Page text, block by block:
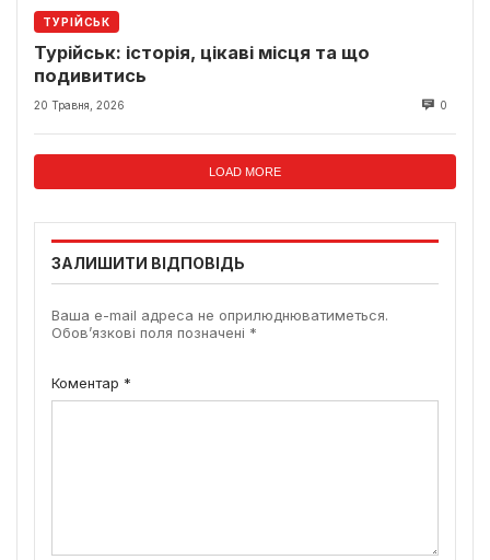
ТУРІЙСЬК
Турійськ: історія, цікаві місця та що
подивитись
20 Травня, 2026 0
LOAD MORE
ЗАЛИШИТИ ВІДПОВІДЬ
Ваша e-mail адреса не оприлюднюватиметься.
Обов’язкові поля позначені *
Коментар *